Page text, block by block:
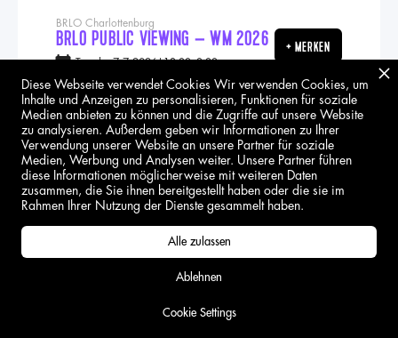
BRLO Charlottenburg
BRLO PUBLIC VIEWING – WM 2026
Tuesday7.7.2026|18:00–0:00
+ MERKEN
EVENT BRLO Charlottenburg
BRLO PUBLIC VIEWING – WM
2026
BRLO
Erlebe die WM 2026 live im BRLO Charlottenburg! Wir
Diese Webseite verwendet Cookies Wir verwenden Cookies, um
Inhalte und Anzeigen zu personalisieren, Funktionen für soziale
Medien anbieten zu können und die Zugriffe auf unsere Website
zu analysieren. Außerdem geben wir Informationen zu Ihrer
Verwendung unserer Website an unsere Partner für soziale
Medien, Werbung und Analysen weiter. Unsere Partner führen
diese Informationen möglicherweise mit weiteren Daten
zusammen, die Sie ihnen bereitgestellt haben oder die sie im
Rahmen Ihrer Nutzung der Dienste gesammelt haben.
Cookie Settings
Ablehnen
Alle zulassen